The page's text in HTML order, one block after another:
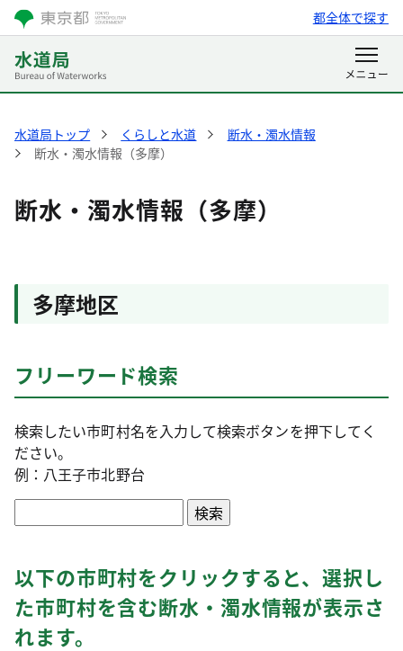
都全体で探す
水道局トップ くらしと水道
断水・濁水情報
断水・濁水情報（多摩）
断水・濁水情報（多摩）
多摩地区
フリーワード検索
検索したい市町村名を入力して検索ボタンを押下してく
ださい。
例：八王子市北野台
以下の市町村をクリックすると、選択し
た市町村を含む断水・濁水情報が表示さ
れます。